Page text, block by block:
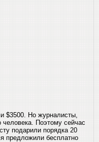
$3500. Но журналисты,
человека. Поэтому сейчас
подарили порядка 20
предложили бесплатно